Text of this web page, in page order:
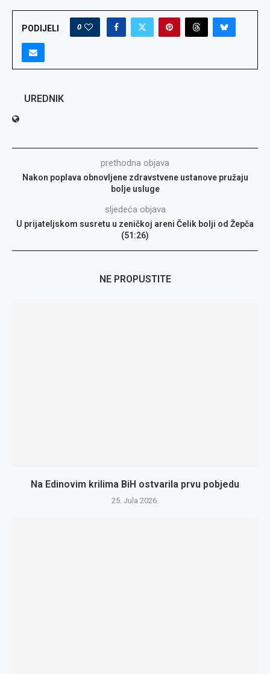
PODIJELI 0
UREDNIK
prethodna objava
Nakon poplava obnovljene zdravstvene ustanove pružaju
bolje usluge
sljedeća objava
U prijateljskom susretu u zeničkoj areni Čelik bolji od Žepča
(51:26)
NE PROPUSTITE
Na Edinovim krilima BiH ostvarila prvu pobjedu
25. Jula 2026.